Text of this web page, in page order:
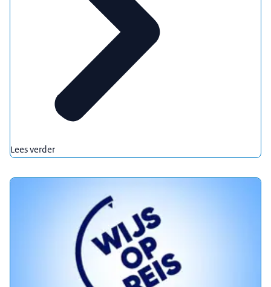
Lees verder